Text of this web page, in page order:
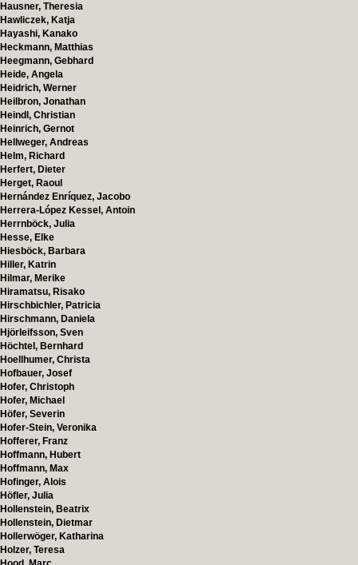
Hausner, Theresia
Hawliczek, Katja
Hayashi, Kanako
Heckmann, Matthias
Heegmann, Gebhard
Heide, Angela
Heidrich, Werner
Heilbron, Jonathan
Heindl, Christian
Heinrich, Gernot
Hellweger, Andreas
Helm, Richard
Herfert, Dieter
Herget, Raoul
Hernández Enríquez, Jacobo
Herrera-López Kessel, Antoin
Herrnböck, Julia
Hesse, Elke
Hiesböck, Barbara
Hiller, Katrin
Hilmar, Merike
Hiramatsu, Risako
Hirschbichler, Patricia
Hirschmann, Daniela
Hjörleifsson, Sven
Höchtel, Bernhard
Hoellhumer, Christa
Hofbauer, Josef
Hofer, Christoph
Hofer, Michael
Höfer, Severin
Hofer-Stein, Veronika
Hofferer, Franz
Hoffmann, Hubert
Hoffmann, Max
Hofinger, Alois
Höfler, Julia
Hollenstein, Beatrix
Hollenstein, Dietmar
Hollerwöger, Katharina
Holzer, Teresa